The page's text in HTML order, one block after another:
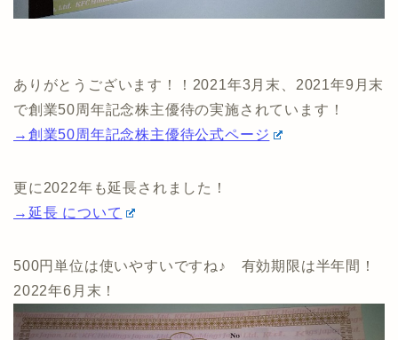
ありがとうございます！！2021年3月末、2021年9月末
で創業50周年記念株主優待の実施されています！
→創業50周年記念株主優待公式ページ
更に2022年も延長されました！
→延長 について
500円単位は使いやすいですね♪ 有効期限は半年間！
2022年6月末！